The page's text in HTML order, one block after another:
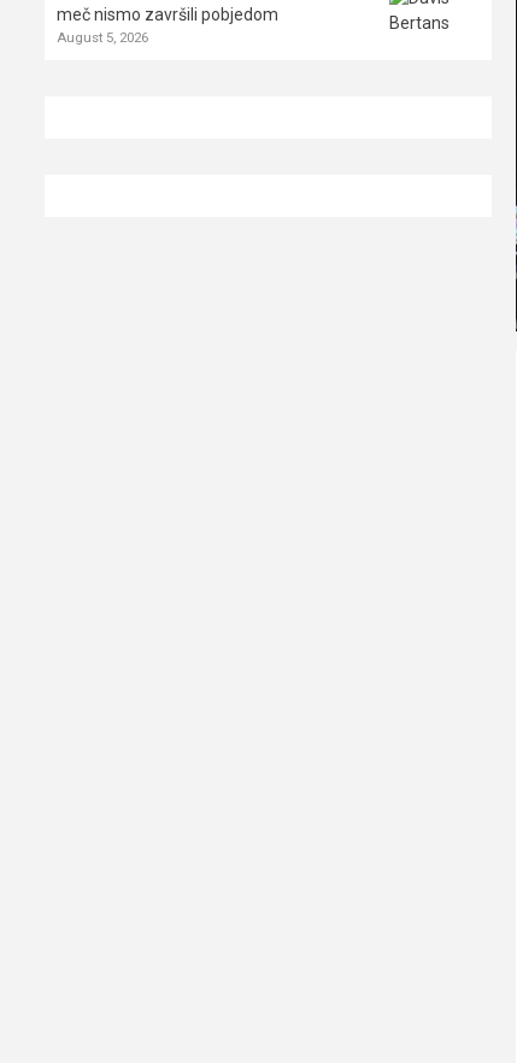
meč nismo završili pobjedom
August 5, 2026